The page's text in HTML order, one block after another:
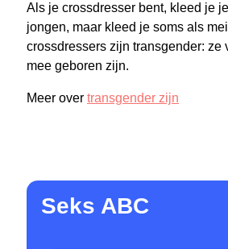
Als je crossdresser bent, kleed je
jongen, maar kleed je soms als
crossdressers zijn transgender:
mee geboren zijn.
Meer over transgender zijn
Seks ABC